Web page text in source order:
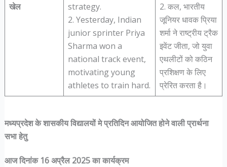
खेल
strategy.
2. Yesterday, Indian
junior sprinter Priya
Sharma won a
national track event,
motivating young
athletes to train hard.
2. कल, भारतीय
जूनियर धावक प्रिया
शर्मा ने राष्ट्रीय ट्रैक
इवेंट जीता, जो युवा
एथलीटों को कठिन
प्रशिक्षण के लिए
प्रेरित करता है।
मध्यप्रदेश के शासकीय विद्यालयों मे प्रतिदिन आयोजित होने वाली प्रार्थना
सभा हेतु
आज दिनांक 16अप्रैल 2025 का कार्यक्रम